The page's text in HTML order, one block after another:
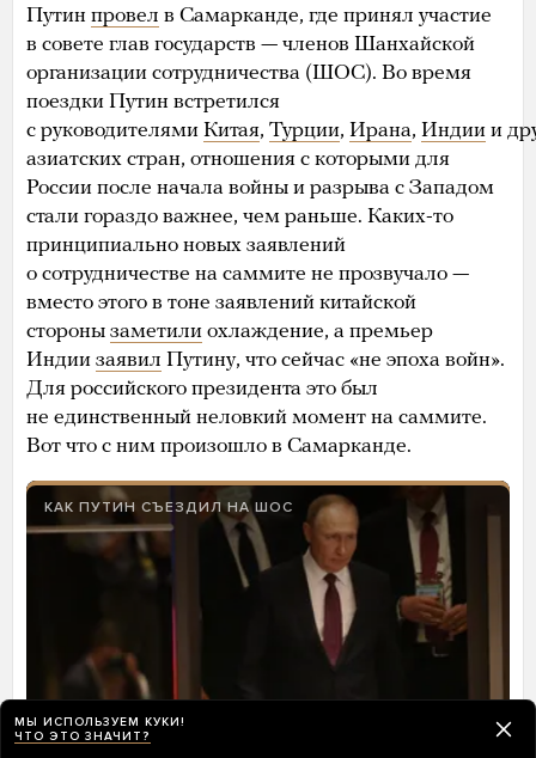
Путин провел в Самарканде, где принял участие
в совете глав государств — членов Шанхайской
организации сотрудничества (ШОС). Во время
поездки Путин встретился
с руководителями Китая, Турции, Ирана, Индии и
азиатских стран, отношения с которыми для
России после начала войны и разрыва с Западом
стали гораздо важнее, чем раньше. Каких-то
принципиально новых заявлений
о сотрудничестве на саммите не прозвучало —
вместо этого в тоне заявлений китайской
стороны заметили охлаждение, а премьер
Индии заявил Путину, что сейчас «не эпоха войн».
Для российского президента это был
не единственный неловкий момент на саммите.
Вот что с ним произошло в Самарканде.
КАК ПУТИН СЪЕЗДИЛ НА ШОС
МЫ ИСПОЛЬЗУЕМ КУКИ!
ЧТО ЭТО ЗНАЧИТ?